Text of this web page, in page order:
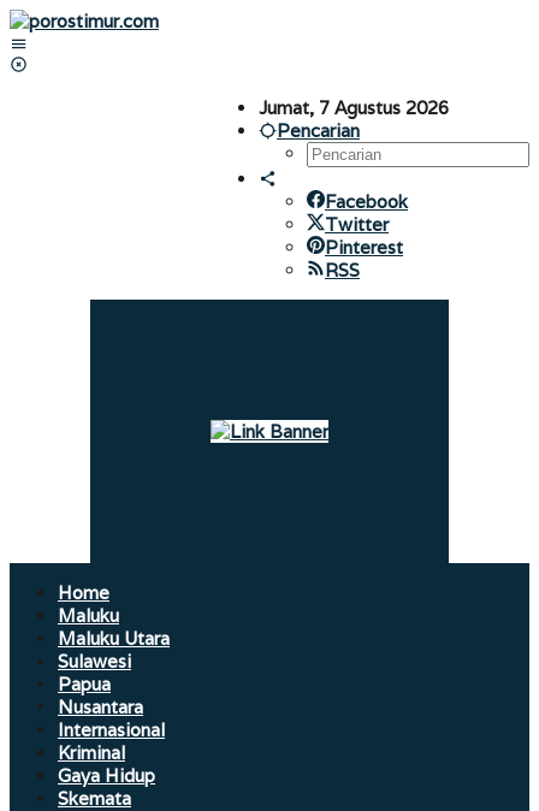
Lewati
ke
konten
Jumat, 7 Agustus 2026
Pencarian
Facebook
Twitter
Pinterest
RSS
Home
Maluku
Maluku Utara
Sulawesi
Papua
Nusantara
Internasional
Kriminal
Gaya Hidup
Skemata